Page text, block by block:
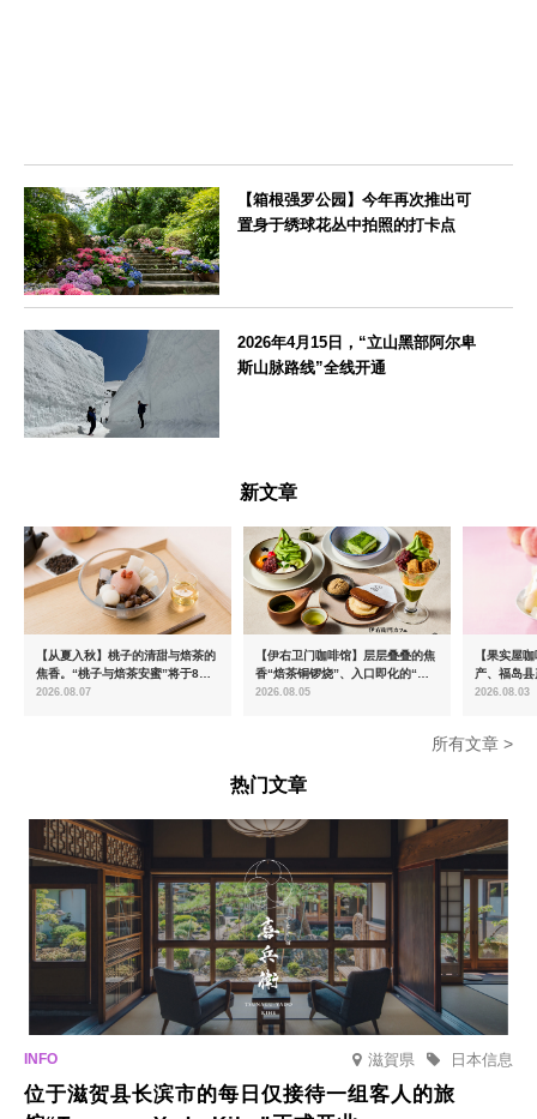
【箱根强罗公园】今年再次推出可
置身于绣球花丛中拍照的打卡点
2026年4月15日，“立山黑部阿尔卑
斯山脉路线”全线开通
新文章
【从夏入秋】桃子的清甜与焙茶的
焦香。“桃子与焙茶安蜜”将于8月
中旬起限时发售
2026.08.07
【伊右卫门咖啡馆】层层叠叠的焦
香“焙茶铜锣烧”、入口即化的“宇
治抹茶提拉米苏”全新登场
2026.08.05
【果实屋
产、福岛
2026.08.03
所有文章 >
热门文章
滋賀県 日本信息
位于滋贺县长滨市的每日仅接待一组客人的旅